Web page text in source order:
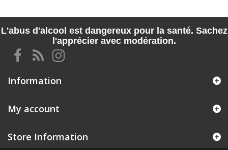
L'abus d'alcool est dangereux pour la santé. Sachez
l'apprécier avec modération.
Information
My account
Store Information